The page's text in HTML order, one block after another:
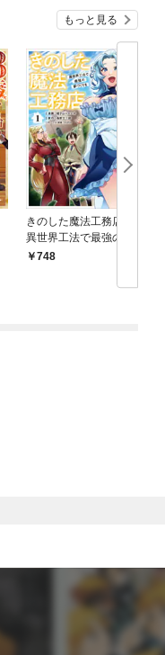
もっと見る
きのした魔法工務店
異世界工法で最強の家
づくりを（コミック）
748